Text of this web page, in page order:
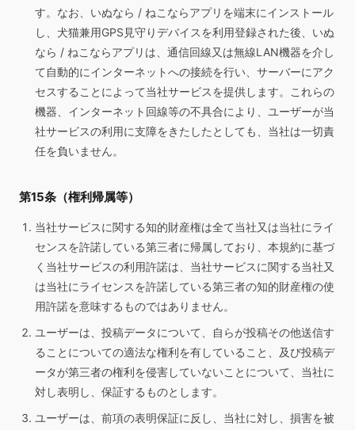
す。なお、いぬなら / ねこならアプリを端末にインストール
し、犬猫兼用GPS見守りデバイスを利用登録された後、いぬ
なら / ねこならアプリは、通信回線又は無線LAN機器を介し
て自動的にインターネットへの接続を行い、サーバーにアク
セスすることによって当社サービスを提供します。これらの
機器、インターネット回線等の不具合により、ユーザーが当
社サービスの利用に支障をきたしたとしても、当社は一切責
任を負いません。
第15条（権利帰属等）
当社サービスに関する知的財産権は全て当社又は当社にライ
センスを許諾している第三者に帰属しており、本規約に基づ
く当社サービスの利用許諾は、当社サービスに関する当社又
は当社にライセンスを許諾している第三者の知的財産権の使
用許諾を意味するものではありません。
ユーザーは、投稿データについて、自らが投稿その他送信す
ることについての適法な権利を有していること、及び投稿デ
ータが第三者の権利を侵害していないことについて、当社に
対し表明し、保証するものとします。
ユーザーは、前項の表明保証に反し、当社に対し、損害を被